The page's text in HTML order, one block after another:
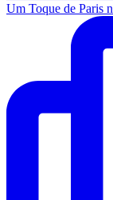
Um Toque de Paris